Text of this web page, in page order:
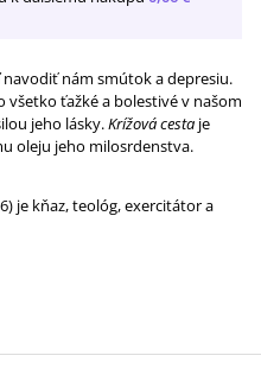
nám smútok a depresiu.
všetko ťažké a bolestivé v našom
jeho lásky.Krížová cesta je
oleju jeho milosrdenstva.
je kňaz, teológ, exercitátor a